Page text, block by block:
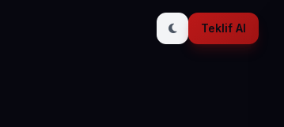
Teklif Al